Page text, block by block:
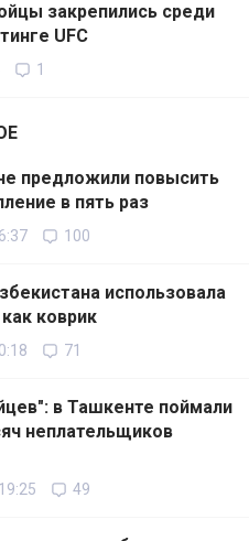
закрепились среди
UFC
1
предложили повысить
в пять раз
100
использовала
коврик
71
в Ташкенте поймали
неплательщиков
49